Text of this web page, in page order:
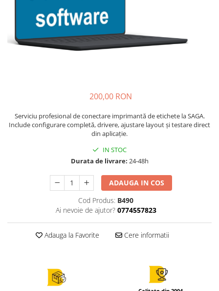
200,00 RON
Serviciu profesional de conectare imprimantă de etichete la SAGA.
Include configurare completă, drivere, ajustare layout și testare direct
din aplicație.
IN STOC
Durata de livrare: 24-48h
ADAUGA IN COS
Cod Produs: B490
Ai nevoie de ajutor? 0774557823
Adauga la Favorite Cere informatii